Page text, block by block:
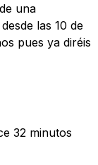
una
las 10 de
pues ya diréis
32 minutos